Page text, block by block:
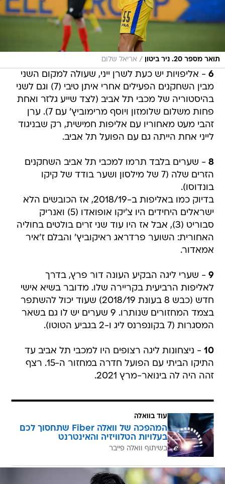
תואר מספר 20. ניר ביטון / אריאל שלום
6 - אליפויות יש כעת לשרן ייני, שעולה למקום השני
מבין השחקנים הפעילים אחרי איתן טיבי (7) וגם לשני
בהיסטוריה של מכבי תל אביב (לצד שייע גלזר ואחת
פחות משלום שלומזון ויוסף מרימוביץ' עם 7). ערן
זהבי מעט מאחוריו עם אליפות חמישית, רק שבניגוד
לייני אחת הייתה גם עם הפועל תל אביב.
8 - שערים בלבד תרמו למכבי תל אביב השחקנים
הזרים שלה (7 של מילסון ושער בודד של קיקו
בונדוסו).
בדיוק כמו באליפות ב-2018/19, אז הכובשים הלא
ישראלים היחידים היו צ'יקו אופואדו (5) ואנריק
סבוריט (3), אבל אז היו עוד שני זרים בולטים בחוליה
האחורית: השוער פרדראג ראיקוביץ' והבלם ז'איר
אמאדור.
9 - שערי ליגה הבקיע העונה דור פרץ, בדרך
לאליפות הרביעית בקריירה שלו. מדובר בשיא אישי
חדש (כבש 8 בעונת 2018/19) שעוד יכול להשתפר
בצמד המחזורים שנותרו. 9 שערים יש לו גם בשאר
המסגרות (7 בקונפרנס ליג ו-2 בגביע הטוטו).
10 - ניצחונות ליגה רצופים היו למכבי תל אביב עד
התיקו הביתי עם הפועל חדרה במחזור ה-15. רצף
זהה היה לה בינואר-מרץ 2021.
עוד בוואלה
המהפכה של וואלה Fiber שתחסוך לכם
בעלויות הטלוויזיה והאינטרנט
בשיתוף וואלה פייבר